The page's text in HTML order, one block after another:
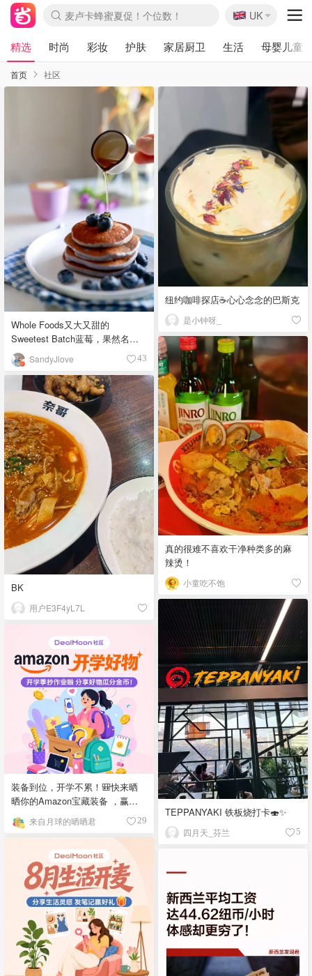
Prada/Miu 4.8折！
🇬🇧
UK
精选 时尚 彩妆 护肤 家居厨卫 生活 母婴儿童
首页 社区
Whole Foods又大又甜的
Sweetest Batch蓝莓，果然名副
其实！SandyJlove 43
纽约咖啡探店☕️心心念念的巴斯克
是小钟呀_
真的很难不喜欢干净种类多的麻
辣烫！
小童吃不饱
BK
用户E3F4yL7L
TEPPANYAKI 铁板烧打卡🍣✨
四月天_芬兰 5
装备到位，开学不累！🎒快来晒
晒你的Amazon宝藏装备 ，赢奖
励啦💥来自月球的晒晒君 29